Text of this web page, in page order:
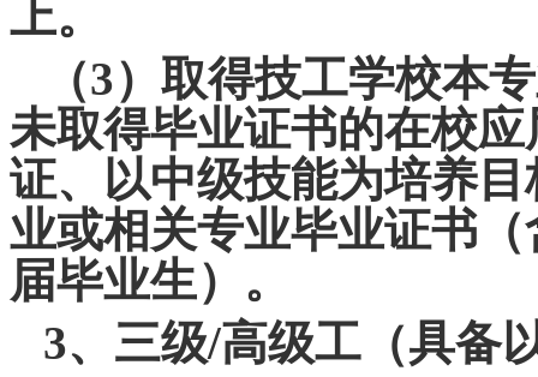
上。
（3）取得技工学校本
未取得毕业证书的在校
证、以中级技能为培养
业或相关专业毕业证书
届毕业生）。
3、三级/高级工（具备